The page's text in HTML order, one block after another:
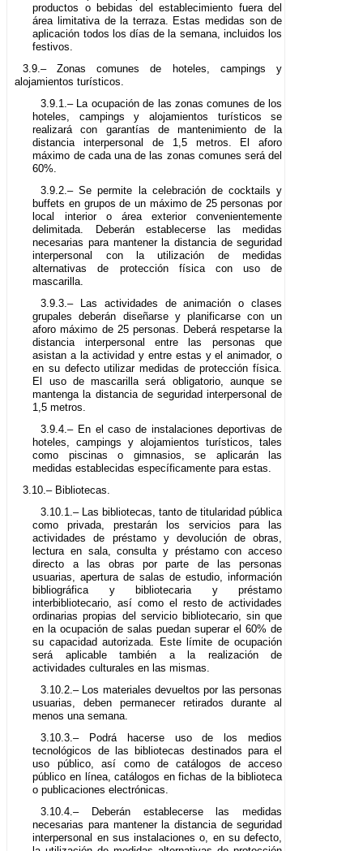
productos o bebidas del establecimiento fuera del
área limitativa de la terraza. Estas medidas son de
aplicación todos los días de la semana, incluidos los
festivos.
3.9.– Zonas comunes de hoteles, campings y
alojamientos turísticos.
3.9.1.– La ocupación de las zonas comunes de los
hoteles, campings y alojamientos turísticos se
realizará con garantías de mantenimiento de la
distancia interpersonal de 1,5 metros. El aforo
máximo de cada una de las zonas comunes será del
60%.
3.9.2.– Se permite la celebración de cocktails y
buffets en grupos de un máximo de 25 personas por
local interior o área exterior convenientemente
delimitada. Deberán establecerse las medidas
necesarias para mantener la distancia de seguridad
interpersonal con la utilización de medidas
alternativas de protección física con uso de
mascarilla.
3.9.3.– Las actividades de animación o clases
grupales deberán diseñarse y planificarse con un
aforo máximo de 25 personas. Deberá respetarse la
distancia interpersonal entre las personas que
asistan a la actividad y entre estas y el animador, o
en su defecto utilizar medidas de protección física.
El uso de mascarilla será obligatorio, aunque se
mantenga la distancia de seguridad interpersonal de
1,5 metros.
3.9.4.– En el caso de instalaciones deportivas de
hoteles, campings y alojamientos turísticos, tales
como piscinas o gimnasios, se aplicarán las
medidas establecidas específicamente para estas.
3.10.– Bibliotecas.
3.10.1.– Las bibliotecas, tanto de titularidad pública
como privada, prestarán los servicios para las
actividades de préstamo y devolución de obras,
lectura en sala, consulta y préstamo con acceso
directo a las obras por parte de las personas
usuarias, apertura de salas de estudio, información
bibliográfica y bibliotecaria y préstamo
interbibliotecario, así como el resto de actividades
ordinarias propias del servicio bibliotecario, sin que
en la ocupación de salas puedan superar el 60% de
su capacidad autorizada. Este límite de ocupación
será aplicable también a la realización de
actividades culturales en las mismas.
3.10.2.– Los materiales devueltos por las personas
usuarias, deben permanecer retirados durante al
menos una semana.
3.10.3.– Podrá hacerse uso de los medios
tecnológicos de las bibliotecas destinados para el
uso público, así como de catálogos de acceso
público en línea, catálogos en fichas de la biblioteca
o publicaciones electrónicas.
3.10.4.– Deberán establecerse las medidas
necesarias para mantener la distancia de seguridad
interpersonal en sus instalaciones o, en su defecto,